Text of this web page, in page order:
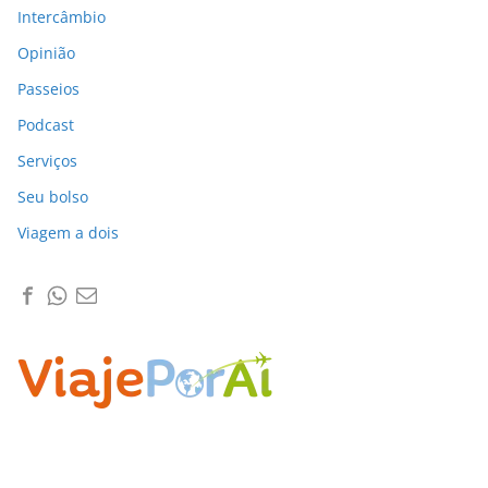
Intercâmbio
Opinião
Passeios
Podcast
Serviços
Seu bolso
Viagem a dois